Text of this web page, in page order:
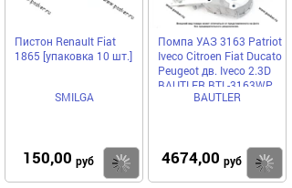
Пистон Renault Fiat
1865 [упаковка 10 шт.]
SMILGA
150,00 руб Купить
Помпа УАЗ 3163 Patriot
Iveco Citroen Fiat Ducato
Peugeot дв. Iveco 2.3D
BAUTLER BTL-3163WP
BAUTLER
4674,00 руб